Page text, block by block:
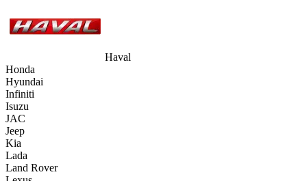
Haval
Honda
Hyundai
Infiniti
Isuzu
JAC
Jeep
Kia
Lada
Land Rover